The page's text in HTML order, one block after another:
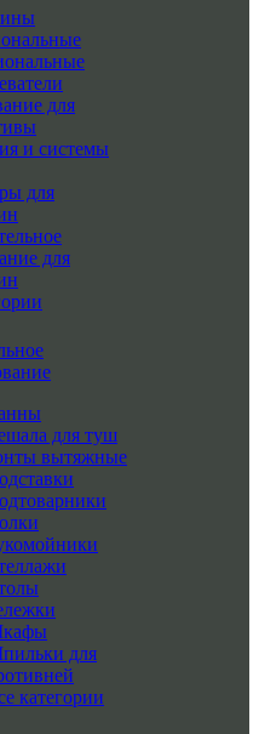
для
и системы
для
для
для туш
вытяжные
для
категории